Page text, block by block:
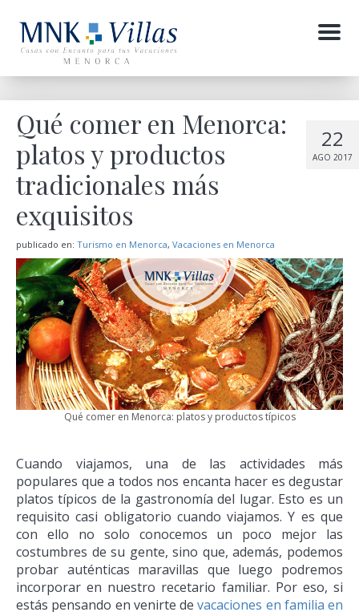
Menu
22
AGO 2017
Qué comer en Menorca:
platos y productos
tradicionales más
exquisitos
publicado en: Turismo en Menorca, Vacaciones en Menorca
Qué comer en Menorca: platos y productos típicos
Cuando viajamos, una de las actividades más
populares que a todos nos encanta hacer es degustar
platos típicos de la gastronomía del lugar. Esto es un
requisito casi obligatorio cuando viajamos. Y es que
con ello no solo conocemos un poco mejor las
costumbres de su gente, sino que, además, podemos
probar auténticas maravillas que luego podremos
incorporar en nuestro recetario familiar. Por eso, si
estás pensando en venirte devacaciones en familia en